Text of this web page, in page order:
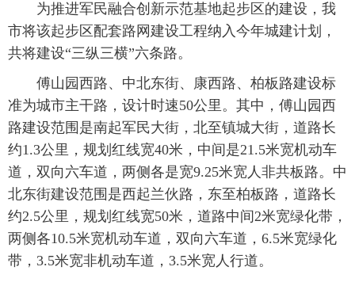
太原日报 太原晚报 热评 社区
为推进军民融合创新示范基地起步区的建设，我
市将该起步区配套路网建设工程纳入今年城建计划，
共将建设“三纵三横”六条路。
傅山园西路、中北东街、康西路、柏板路建设标
准为城市主干路，设计时速50公里。其中，傅山园西
路建设范围是南起军民大街，北至镇城大街，道路长
约1.3公里，规划红线宽40米，中间是21.5米宽机动车
道，双向六车道，两侧各是宽9.25米宽人非共板路。中
北东街建设范围是西起兰伙路，东至柏板路，道路长
约2.5公里，规划红线宽50米，道路中间2米宽绿化带，
两侧各10.5米宽机动车道，双向六车道，6.5米宽绿化
带，3.5米宽非机动车道，3.5米宽人行道。